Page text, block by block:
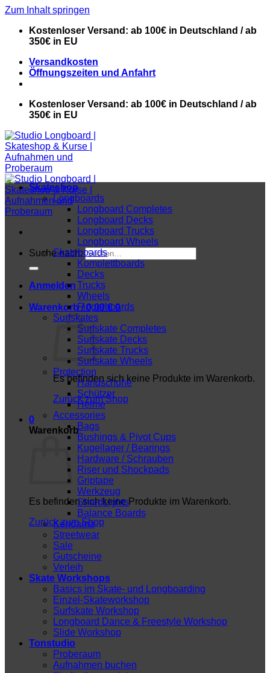
Zum Inhalt springen
Kostenloser Versand: ab 100€ in Deutschland / ab
350€ in EU
Versandkosten
Öffnungszeiten und Anfahrt
Kostenloser Versand: ab 100€ in Deutschland / ab
350€ in EU
Suche nach:
Anmelden
Warenkorb /0,00€ 0
Es befinden sich keine Produkte im Warenkorb.
Zurück zum Shop
0
Warenkorb
Es befinden sich keine Produkte im Warenkorb.
Zurück zum Shop
Skateshop
Longboards
Longboard Completes
Longboard Decks
Longboard Trucks
Longboard Wheels
Skateboards
Komplettboards
Decks
Trucks
Wheels
Fingerboards
Surfskates
Surfskate Completes
Surfskate Decks
Surfskate Trucks
Surfskate Wheels
Protection
Handschuhe
Schützer
Helme
Accessories
Bags
Bushings & Pivot Cups
Kugellager / Bearings
Hardware / Schrauben
Riser und Shockpads
Griptape
Werkzeug
ShredLights
Balance Boards
Kendama
Streetwear
Sale
Gutscheine
Verleih
Skate Workshops
Basics im Skate- und Longboarding
Einzel-Skateworkshop
Surfskate Workshop
Longboard Dance & Freestyle Workshop
Slide Workshop
Tonstudio
Proberaum
Aufnahmen buchen